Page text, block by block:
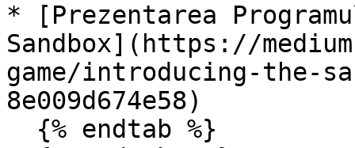
* [Prezentarea
Sandbox](https://
game/introducing-the-
8e009d674e58)